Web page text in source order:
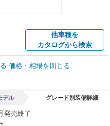
他車種を
カタログから検索
車買取相場
価格・相場を閉じる
デル グレード別装備詳細
発売終了